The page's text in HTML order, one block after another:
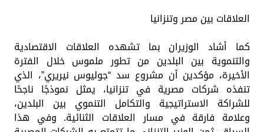
العلاقات بين مصر وتنزانيا
كما أشاد الوزيران بما تشهده العلاقات الاقتصادية
والتنموية بين البلدين من تطور ملموس خلال الفترة
الأخيرة، مؤكدين أن مشروع سد “جوليوس نيريري”، الذي
تنفذه شركات مصرية في تنزانيا، يمثل نموذجًا ناجحًا
للشراكة الاستراتيجية والتكامل التنموي بين البلدين،
وعلامة فارقة في مسار العلاقات الثنائية. وفي هذا